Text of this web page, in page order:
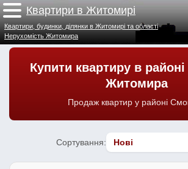
Квартири в Житомирі
Квартири, будинки, ділянки в Житомирі та області
Нерухомість Житомира
Купити квартиру в
Житомира
Продаж квартир у районі
Сортування: